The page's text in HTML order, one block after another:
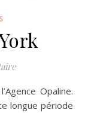
longue période